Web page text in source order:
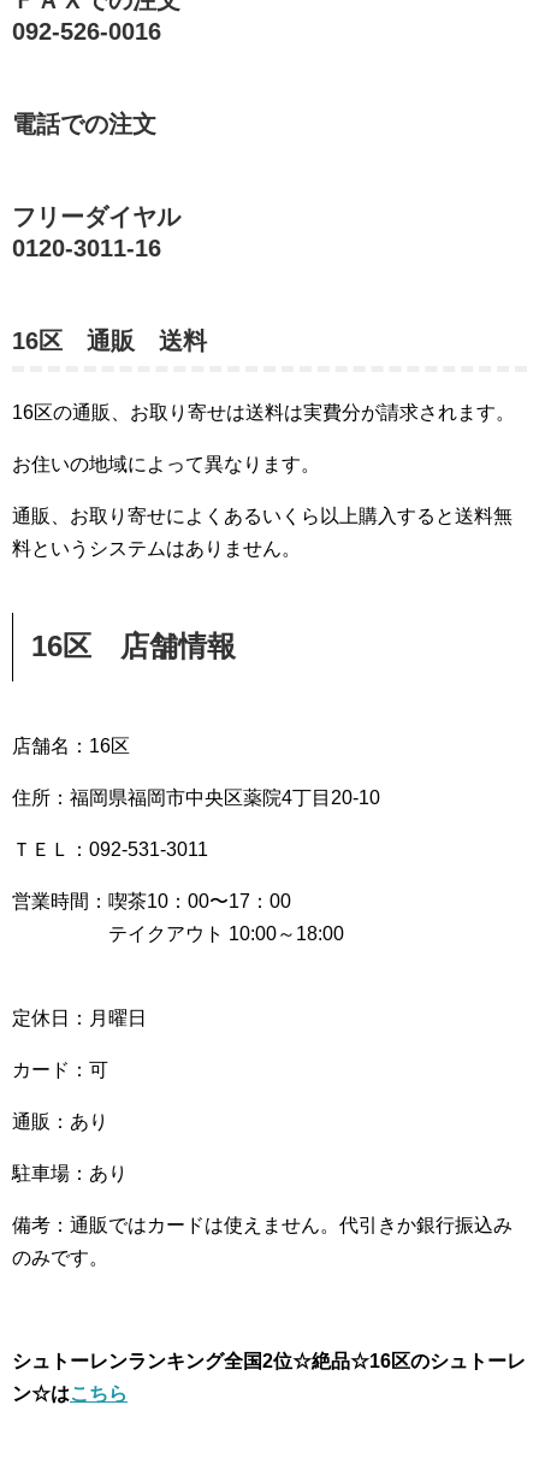
092-526-0016
電話での注文
フリーダイヤル
0120-3011-16
16区 通販 送料
16区の通販、お取り寄せは送料は実費分が請求されます。
お住いの地域によって異なります。
通販、お取り寄せによくあるいくら以上購入すると送料無
料というシステムはありません。
16区 店舗情報
店舗名：16区
住所：福岡県福岡市中央区薬院4丁目20-10
ＴＥＬ：092-531-3011
営業時間：喫茶10：00〜17：00
テイクアウト 10:00～18:00
定休日：月曜日
カード：可
通販：あり
駐車場：あり
備考：通販ではカードは使えません。代引きか銀行振込み
のみです。
シュトーレンランキング全国2位☆絶品☆16区のシュトーレ
ン☆はこちら